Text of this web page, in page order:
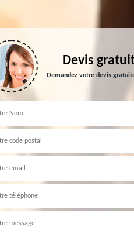
Devis
Demandez votre devis